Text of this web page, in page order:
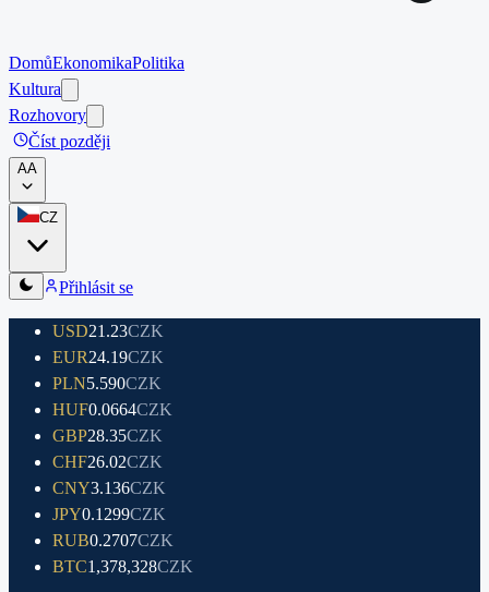
DomůEkonomikaPolitika
Kultura
Rozhovory
Číst později
AA
CZ
Přihlásit se
USD21.23CZK
EUR24.19CZK
PLN5.590CZK
HUF0.0664CZK
GBP28.35CZK
CHF26.02CZK
CNY3.136CZK
JPY0.1299CZK
RUB0.2707CZK
BTC1,378,328CZK